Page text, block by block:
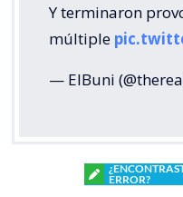
Y terminaron
múltiple
— ElBuni
ERROR?